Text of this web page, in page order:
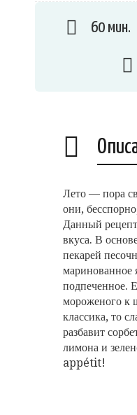
60 мин.
Лето — пора
они,
Данный
вкуса. В
пекарей
маринованное
подпеченное.
мороженого к
классика, то
разбавит
лимона и
appétit!